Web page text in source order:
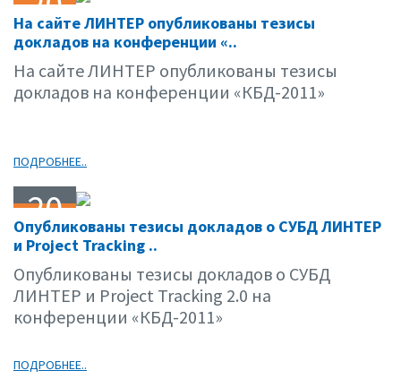
04.11
На сайте ЛИНТЕР опубликованы тезисы
докладов на конференции «..
На сайте ЛИНТЕР опубликованы тезисы
докладов на конференции «КБД-2011»
ПОДРОБНЕЕ..
20
04.11
Опубликованы тезисы докладов о СУБД ЛИНТЕР
и Project Tracking ..
Опубликованы тезисы докладов о СУБД
ЛИНТЕР и Project Tracking 2.0 на
конференции «КБД-2011»
ПОДРОБНЕЕ..